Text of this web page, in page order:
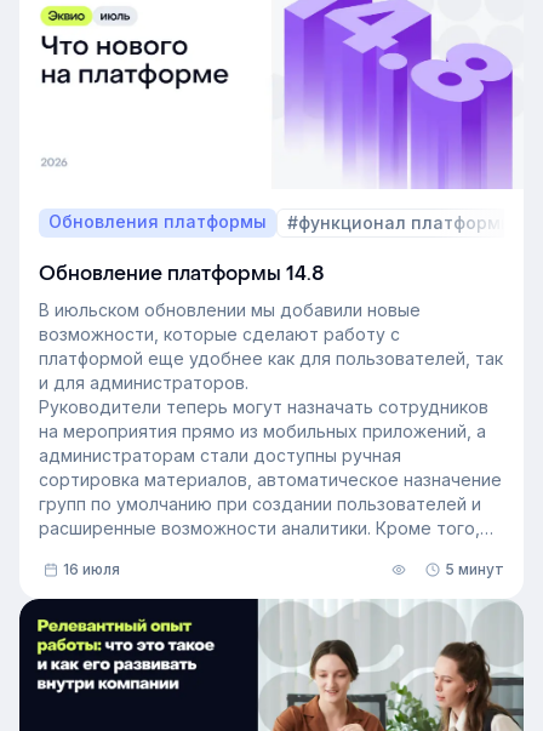
Обновления платформы #функционал платформы
Обновление платформы 14.8
В июльском обновлении мы добавили новые
возможности, которые сделают работу с
платформой еще удобнее как для пользователей, так
и для администраторов.
Руководители теперь могут назначать сотрудников
на мероприятия прямо из мобильных приложений, а
администраторам стали доступны ручная
сортировка материалов, автоматическое назначение
групп по умолчанию при создании пользователей и
расширенные возможности аналитики. Кроме того,
он охватывает и материалы из раздела «Проводник».
16 июля 5 минут